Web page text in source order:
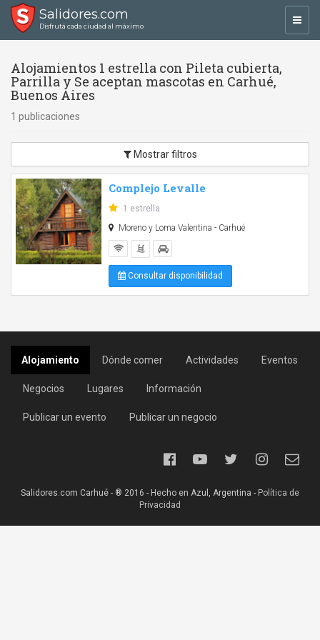
Salidores.com
Disfrutá cada ciudad al máximo
Alojamientos 1 estrella con Pileta cubierta,
Parrilla y Se aceptan mascotas en Carhué,
Buenos Aires
1 publicaciones
Mostrar filtros
Complejo Levalle
1 estrella
Moreno y Loma Valentina - Carhué
Consultar disponibilidad
Alojamiento Dónde comer Actividades Eventos
Negocios Lugares Información
Publicar un evento Publicar un negocio
Salidores.com Carhué - ® 2016 - Hecho en Azul, Argentina - Política de
Privacidad